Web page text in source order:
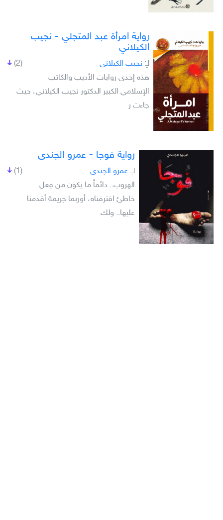
رواية امرأة عبد المتجلي - نجيب
الكيلاني
(2) لـِ: نجيب الكيلاني
هذه إحدى روايات الأديب والكاتب
الإسلامي الكبير الدكتور نجيب الكيلاني، حيث
جاءت ر
رواية فوجا - عمرو الجندى
(1) لـِ: عمرو الجندى
الهروب.. دائماً ما يكون من فِعل
خاطئ اقترفناه، أوربما جريمة أقدمنا
عليها.. ولك